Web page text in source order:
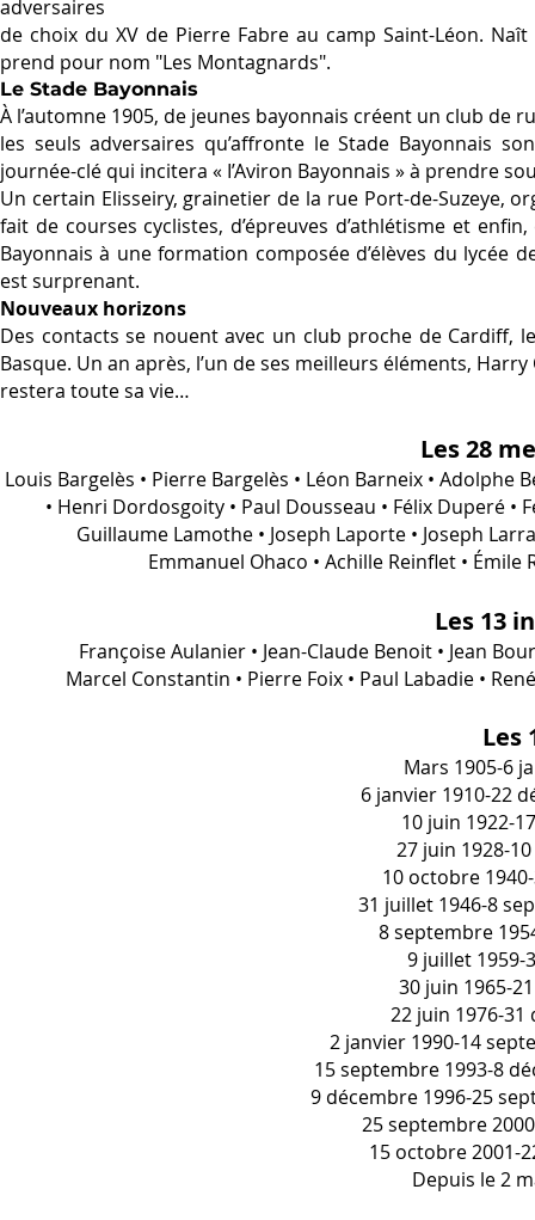
adversaires
de choix du XV de Pierre Fabre au camp Saint-Léon.
prend pour nom "Les Montagnards".
Le Stade Bayonnais
À l’automne 1905, de jeunes bayonnais créent un club de
les seuls adversaires qu’affronte le Stade Bayonnais
journée-clé qui incitera « I’Aviron Bayonnais » à prendre
Un certain Elisseiry, grainetier de la rue Port-de-Suzeye,
fait de courses cyclistes, d’épreuves d’athlétisme et
Bayonnais à une formation composée d’élèves du lycée
est surprenant.
Nouveaux horizons
Des contacts se nouent avec un club proche de Cardiff,
Basque. Un an après, l’un de ses meilleurs éléments,
restera toute sa vie…
Les 28
Louis Bargelès • Pierre Bargelès • Léon Barneix • Adolphe
• Henri Dordosgoity • Paul Dousseau • Félix Duperé •
Guillaume Lamothe • Joseph Laporte • Joseph
Emmanuel Ohaco • Achille Reinflet •
Les 13
Françoise Aulanier • Jean-Claude Benoit • Jean
Marcel Constantin • Pierre Foix • Paul Labadie •
Les
Mars 1905-6
6 janvier 1910-22
10 juin 1922-
27 juin 1928-
10 octobre
31 juillet 1946-8
8 septembre
9 juillet 1959-
30 juin 1965-
22 juin 1976-31
2 janvier 1990-14
15 septembre 1993-8
9 décembre 1996-25
25 septembre
15 octobre 2001-
Depuis le 2